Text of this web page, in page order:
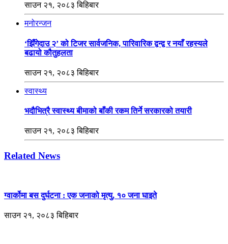
साउन २१, २०८३ बिहिबार
मनोरन्जन
‘झिँगेदाउ २’ को टिजर सार्वजनिक, पारिवारिक द्वन्द्व र नयाँ रहस्यले
बढायो कौतुहलता
साउन २१, २०८३ बिहिबार
स्वास्थ्य
भदौभित्रै स्वास्थ्य बीमाको बाँकी रकम तिर्ने सरकारको तयारी
साउन २१, २०८३ बिहिबार
Related News
ग्वार्कोमा बस दुर्घटना : एक जनाको मृत्यु, १० जना घाइते
साउन २१, २०८३ बिहिबार